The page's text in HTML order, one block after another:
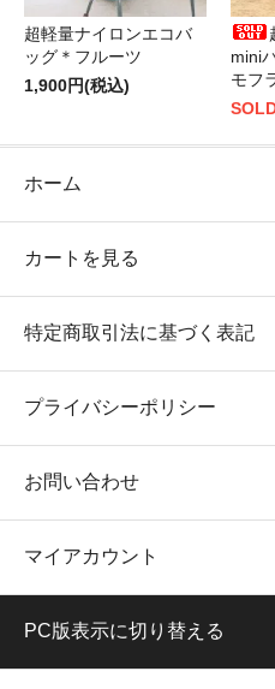
超軽量ナイロンエコバ
ッグ＊フルーツ
1,900円(税込)
mini
モフ
ホーム
カートを見る
特定商取引法に基づく表記
プライバシーポリシー
お問い合わせ
マイアカウント
PC版表示に切り替える